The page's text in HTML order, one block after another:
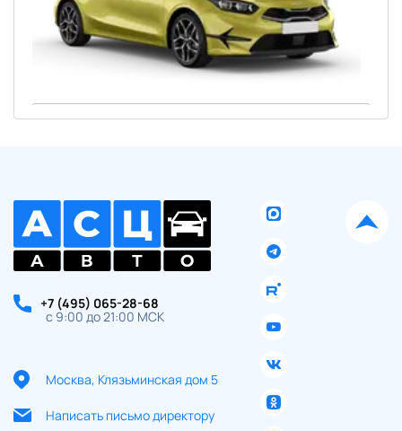
Ваше имя:
Оставить заявку
Отправляя данную форму Вы даете
персональных данных
+7 (495) 065-28-68
с 9:00 до 21:00 МСК
Москва, Клязьминская дом 5
Написать письмо директору